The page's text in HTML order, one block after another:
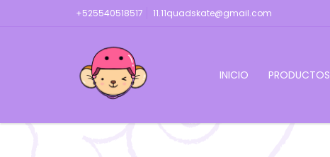
+525540518517 11.11quadskate@gmail.com
INICIO PRODUCTOS